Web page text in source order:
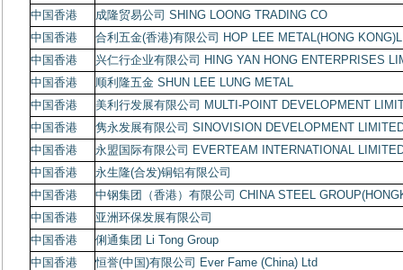
中国香港
成隆贸易公司 SHING LOONG TRADING CO
中国香港
合利五金(香港)有限公司 HOP LEE METAL(HONG
中国香港
兴仁行企业有限公司 HING YAN HONG ENTERPRISES
中国香港
顺利隆五金 SHUN LEE LUNG METAL
中国香港
美利行发展有限公司 MULTI-POINT DEVELOPMENT
中国香港
隽永发展有限公司 SINOVISION DEVELOPMENT
中国香港
永盟国际有限公司 EVERTEAM INTERNATIONAL
中国香港
永生隆(合发)铜铝有限公司
中国香港
中钢集团（香港）有限公司 CHINA STEEL
中国香港
亚洲环保发展有限公司
中国香港
俐通集团 Li Tong Group
中国香港
恒誉(中国)有限公司 Ever Fame (China) Ltd